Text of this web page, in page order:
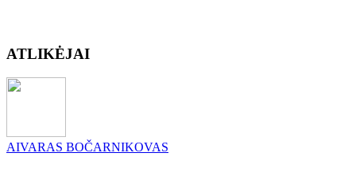
ATLIKĖJAI
AIVARAS BOČARNIKOVAS